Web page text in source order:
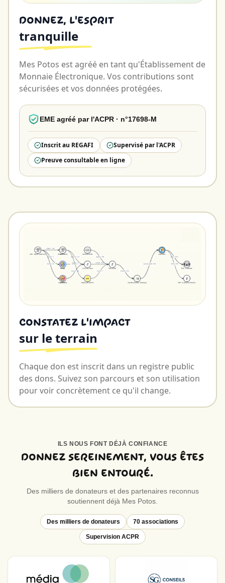
Donnez, l'esprit
tranquille
Mes Potos est agréé en tant qu'Établissement de
Monnaie Électronique. Vos contributions sont
sécurisées et vos données protégées.
EME agréé par l'ACPR · n°17698-M
Inscrit au REGAFI
Supervisé par l'ACPR
Preuve consultable en ligne
Constatez l'impact
sur le terrain
Chaque don est inscrit dans un registre public
des dons. Suivez son parcours et son utilisation
pour voir concrètement ce qu'il change.
ILS NOUS FONT DÉJÀ CONFIANCE
Donnez sereinement, vous êtes
bien entouré.
Des milliers de donateurs et des partenaires reconnus
soutiennent déjà Mes Potos.
Des milliers de donateurs 70 associations
Supervision ACPR